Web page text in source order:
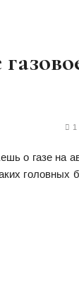
о газе на
головных